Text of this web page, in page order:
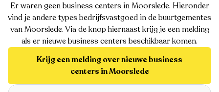
Er waren geen business centers in Moorslede. Hieronder
vind je andere types bedrijfsvastgoed in de buurtgementes
van Moorslede. Via de knop hiernaast krijg je een melding
als er nieuwe business centers beschikbaar komen.
Krijg een melding over nieuwe business
centers in Moorslede